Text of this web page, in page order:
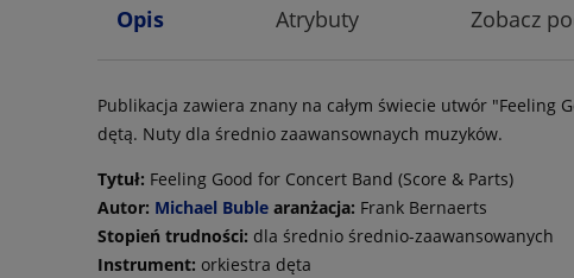
Opis Atrybuty Zobacz
Publikacja zawiera znany na całym świecie utwór
dętą. Nuty dla średnio zaawansownaych muzyków.
Tytuł: Feeling Good for Concert Band (Score & Parts)
Autor: Michael Buble aranżacja: Frank Bernaerts
Stopień trudności: dla średnio średnio-zaawansowanych
Instrument: orkiestra dęta